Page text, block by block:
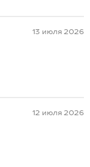
13 июля 2026
12 июля 2026